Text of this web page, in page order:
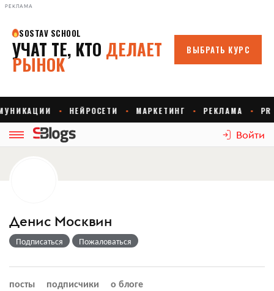
РЕКЛАМА
Войти
Денис Москвин
Подписаться Пожаловаться
посты подписчики о блоге